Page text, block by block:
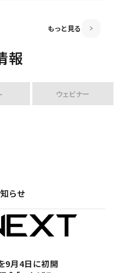
もっと見る
報
ウェビナー
らせ
9月4日に初開
らせ
9月4日に初開
9月4日に初開
「つなげる・つな